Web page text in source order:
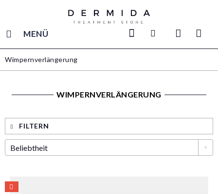
MENÜ
Wimpernverlängerung
WIMPERNVERLÄNGERUNG
FILTERN